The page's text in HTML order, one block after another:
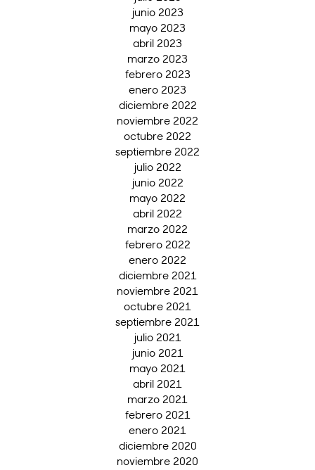
junio 2023
mayo 2023
abril 2023
marzo 2023
febrero 2023
enero 2023
diciembre 2022
noviembre 2022
octubre 2022
septiembre 2022
julio 2022
junio 2022
mayo 2022
abril 2022
marzo 2022
febrero 2022
enero 2022
diciembre 2021
noviembre 2021
octubre 2021
septiembre 2021
julio 2021
junio 2021
mayo 2021
abril 2021
marzo 2021
febrero 2021
enero 2021
diciembre 2020
noviembre 2020